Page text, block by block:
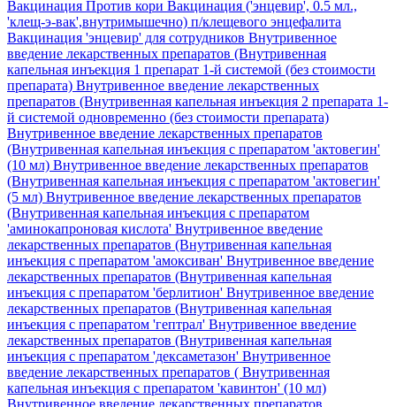
Вакцинация Против кори Вакцинация ('энцевир', 0.5 мл.,
'клещ-э-вак',внутримышечно) п/клещевого энцефалита
Вакцинация 'энцевир' для сотрудников Внутривенное
введение лекарственных препаратов (Внутривенная
капельная инъекция 1 препарат 1-й системой (без стоимости
препарата) Внутривенное введение лекарственных
препаратов (Внутривенная капельная инъекция 2 препарата 1-
й системой одновременно (без стоимости препарата)
Внутривенное введение лекарственных препаратов
(Внутривенная капельная инъекция с препаратом 'актовегин'
(10 мл) Внутривенное введение лекарственных препаратов
(Внутривенная капельная инъекция с препаратом 'актовегин'
(5 мл) Внутривенное введение лекарственных препаратов
(Внутривенная капельная инъекция с препаратом
'аминокапроновая кислота' Внутривенное введение
лекарственных препаратов (Внутривенная капельная
инъекция с препаратом 'амоксиван' Внутривенное введение
лекарственных препаратов (Внутривенная капельная
инъекция с препаратом 'берлитион' Внутривенное введение
лекарственных препаратов (Внутривенная капельная
инъекция с препаратом 'гептрал' Внутривенное введение
лекарственных препаратов (Внутривенная капельная
инъекция с препаратом 'дексаметазон' Внутривенное
введение лекарственных препаратов ( Внутривенная
капельная инъекция с препаратом 'кавинтон' (10 мл)
Внутривенное введение лекарственных препаратов